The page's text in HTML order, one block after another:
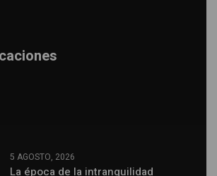
5 AGOSTO, 2026
La época de la intranquilidad